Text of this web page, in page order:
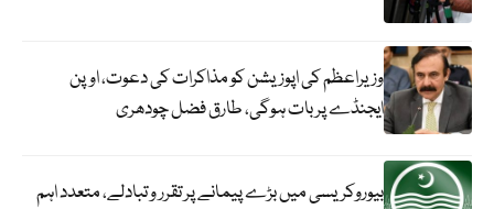
وزیراعظم کی اپوزیشن کو مذاکرات کی دعوت، اوپن
ایجنڈے پر بات ہوگی، طارق فضل چودھری
بیوروکریسی میں بڑے پیمانے پر تقرر و تبادلے، متعدد اہم